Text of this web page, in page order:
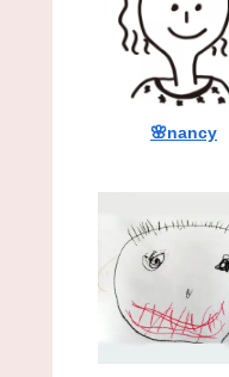
🌸nancy